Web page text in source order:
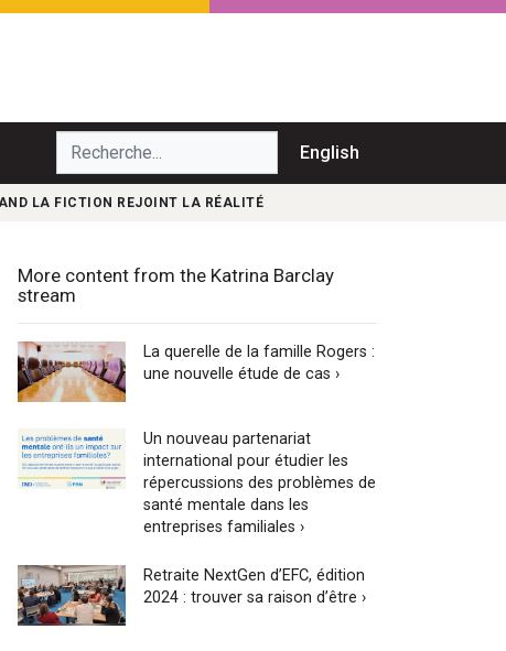
Recherche... English
LA FICTION REJOINT LA RÉALITÉ
More content from the Katrina Barclay
stream
La querelle de la famille Rogers :
une nouvelle étude de cas ›
Un nouveau partenariat
international pour étudier les
répercussions des problèmes de
santé mentale dans les
entreprises familiales ›
Retraite NextGen d’EFC, édition
2024 : trouver sa raison d’être ›